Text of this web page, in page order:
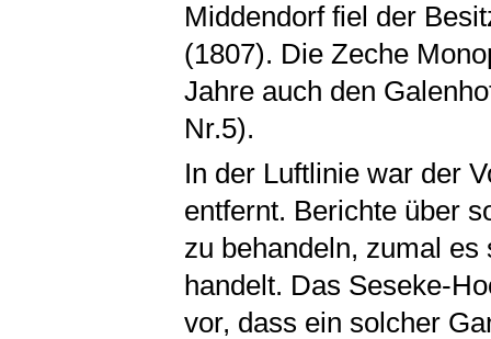
Middendorf fiel der
(1807). Die Zeche
Jahre auch den
Nr.5).
In der Luftlinie war der
entfernt. Berichte über
zu behandeln, zumal
handelt. Das Seseke-
vor, dass ein solcher